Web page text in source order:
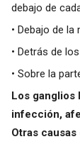
debajo de
• Debajo de la
• Detrás de
• Sobre la
Los ganglios
infección,
Otras